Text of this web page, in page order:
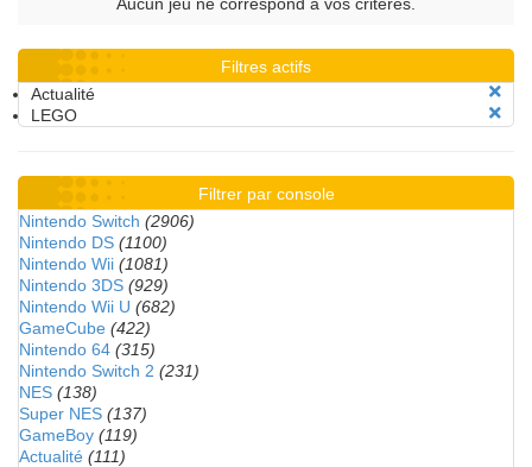
Filtres actifs
Actualité
LEGO
Filtrer par console
Nintendo Switch (2906)
Nintendo DS (1100)
Nintendo Wii (1081)
Nintendo 3DS (929)
Nintendo Wii U (682)
GameCube (422)
Nintendo 64 (315)
Nintendo Switch 2 (231)
NES (138)
Super NES (137)
GameBoy (119)
Actualité (111)